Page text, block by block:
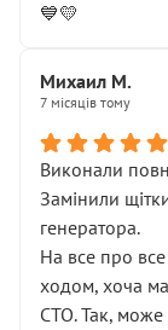
💙💛
Михаил М.
7 місяців тому
Виконали
Замінили
генератора.
На все про
ходом, хоча
СТО. Так, може